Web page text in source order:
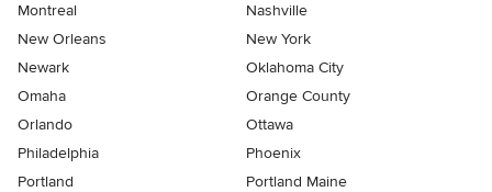
Montreal
Nashville
New Orleans
New York
Newark
Oklahoma City
Omaha
Orange County
Orlando
Ottawa
Philadelphia
Phoenix
Portland
Portland Maine